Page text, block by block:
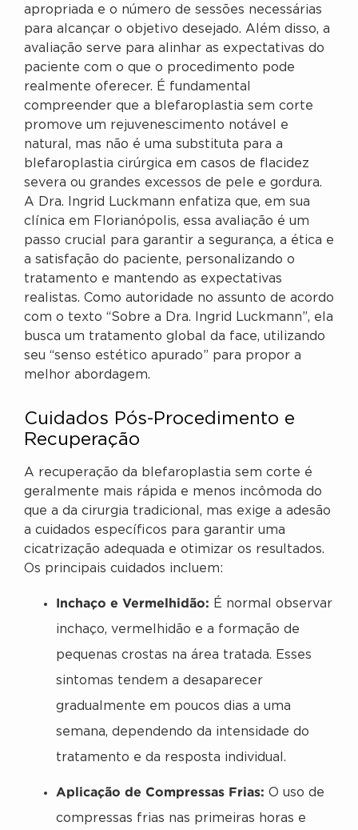
apropriada e o número de sessões necessárias
para alcançar o objetivo desejado. Além disso, a
avaliação serve para alinhar as expectativas do
paciente com o que o procedimento pode
realmente oferecer. É fundamental
compreender que a blefaroplastia sem corte
promove um rejuvenescimento notável e
natural, mas não é uma substituta para a
blefaroplastia cirúrgica em casos de flacidez
severa ou grandes excessos de pele e gordura.
A Dra. Ingrid Luckmann enfatiza que, em sua
clínica em Florianópolis, essa avaliação é um
passo crucial para garantir a segurança, a ética e
a satisfação do paciente, personalizando o
tratamento e mantendo as expectativas
realistas. Como autoridade no assunto de acordo
com o texto “Sobre a Dra. Ingrid Luckmann”, ela
busca um tratamento global da face, utilizando
seu “senso estético apurado” para propor a
melhor abordagem.
Cuidados Pós-Procedimento e
Recuperação
A recuperação da blefaroplastia sem corte é
geralmente mais rápida e menos incômoda do
que a da cirurgia tradicional, mas exige a adesão
a cuidados específicos para garantir uma
cicatrização adequada e otimizar os resultados.
Os principais cuidados incluem:
Inchaço e Vermelhidão: É normal observar
inchaço, vermelhidão e a formação de
pequenas crostas na área tratada. Esses
sintomas tendem a desaparecer
gradualmente em poucos dias a uma
semana, dependendo da intensidade do
tratamento e da resposta individual.
Aplicação de Compressas Frias: O uso de
compressas frias nas primeiras horas e